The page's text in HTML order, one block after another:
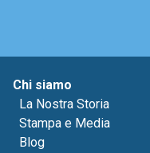
Chi siamo
La Nostra Storia
Stampa e Media
Blog